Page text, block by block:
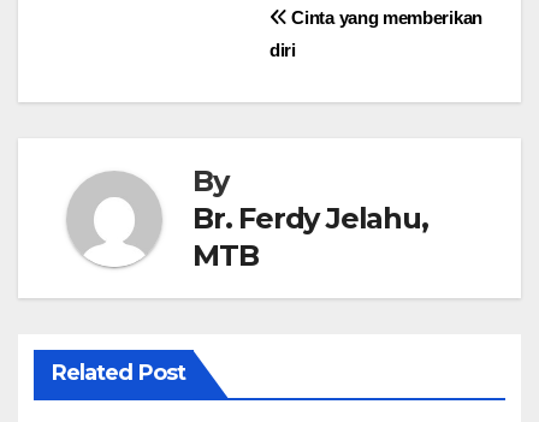
Cinta yang memberikan
diri
By
Br. Ferdy Jelahu,
MTB
Related Post